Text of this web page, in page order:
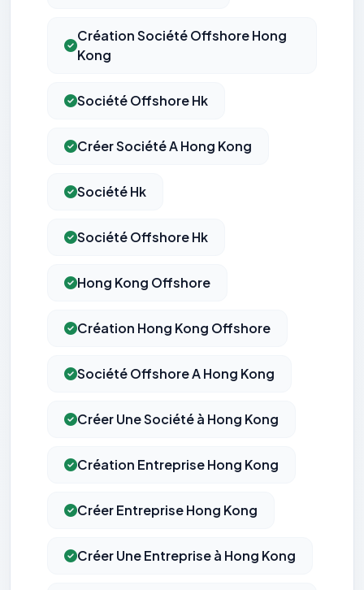
Création Société Offshore Hong
Kong
Société Offshore Hk
Créer Société A Hong Kong
Société Hk
Société Offshore Hk
Hong Kong Offshore
Création Hong Kong Offshore
Société Offshore A Hong Kong
Créer Une Société à Hong Kong
Création Entreprise Hong Kong
Créer Entreprise Hong Kong
Créer Une Entreprise à Hong Kong